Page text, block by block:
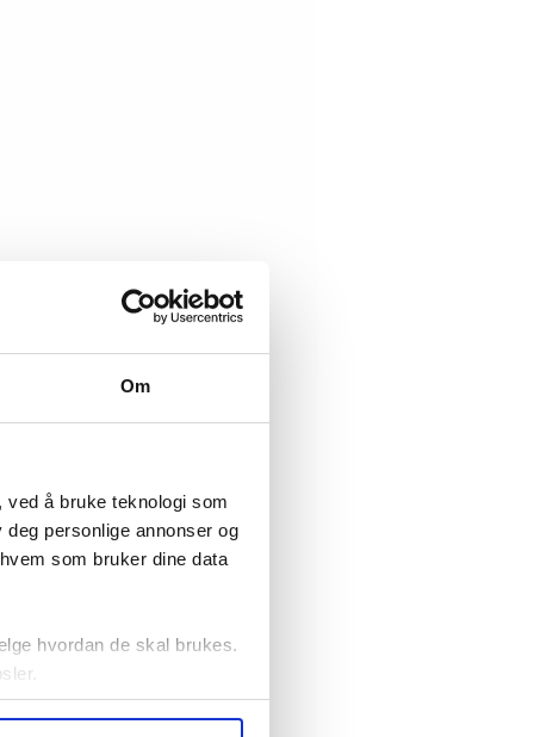
Om
ved å bruke teknologi som
personlige annonser og
som bruker dine data
hvordan de skal brukes.